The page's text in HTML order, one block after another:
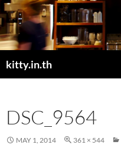
Skip
to
content
kitty.in.th
DSC_9564
MAY 1, 2014 361 × 544